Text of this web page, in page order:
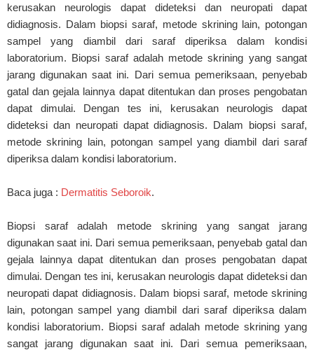
kerusakan neurologis dapat dideteksi dan neuropati dapat
didiagnosis. Dalam biopsi saraf, metode skrining lain, potongan
sampel yang diambil dari saraf diperiksa dalam kondisi
laboratorium. Biopsi saraf adalah metode skrining yang sangat
jarang digunakan saat ini. Dari semua pemeriksaan, penyebab
gatal dan gejala lainnya dapat ditentukan dan proses pengobatan
dapat dimulai. Dengan tes ini, kerusakan neurologis dapat
dideteksi dan neuropati dapat didiagnosis. Dalam biopsi saraf,
metode skrining lain, potongan sampel yang diambil dari saraf
diperiksa dalam kondisi laboratorium.
Baca juga : Dermatitis Seboroik.
Biopsi saraf adalah metode skrining yang sangat jarang
digunakan saat ini. Dari semua pemeriksaan, penyebab gatal dan
gejala lainnya dapat ditentukan dan proses pengobatan dapat
dimulai. Dengan tes ini, kerusakan neurologis dapat dideteksi dan
neuropati dapat didiagnosis. Dalam biopsi saraf, metode skrining
lain, potongan sampel yang diambil dari saraf diperiksa dalam
kondisi laboratorium. Biopsi saraf adalah metode skrining yang
sangat jarang digunakan saat ini. Dari semua pemeriksaan,